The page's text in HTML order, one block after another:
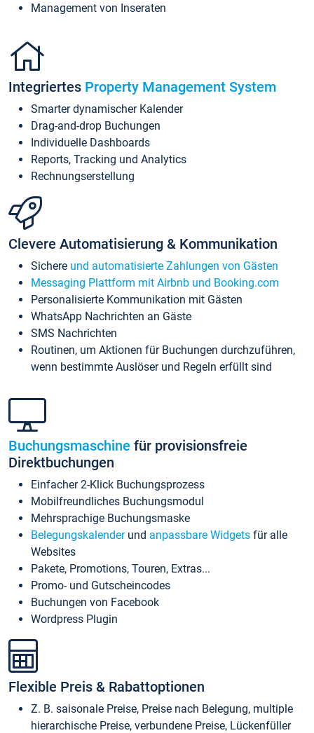
Management von Inseraten
Integriertes Property Management System
Smarter dynamischer Kalender
Drag-and-drop Buchungen
Individuelle Dashboards
Reports, Tracking und Analytics
Rechnungserstellung
Clevere Automatisierung & Kommunikation
Sichere und automatisierte Zahlungen von Gästen
Messaging Plattform mit Airbnb und Booking.com
Personalisierte Kommunikation mit Gästen
WhatsApp Nachrichten an Gäste
SMS Nachrichten
Routinen, um Aktionen für Buchungen durchzuführen,
wenn bestimmte Auslöser und Regeln erfüllt sind
Buchungsmaschine für provisionsfreie
Direktbuchungen
Einfacher 2-Klick Buchungsprozess
Mobilfreundliches Buchungsmodul
Mehrsprachige Buchungsmaske
Belegungskalenderund anpassbare Widgets für alle
Websites
Pakete, Promotions, Touren, Extras...
Promo- und Gutscheincodes
Buchungen von Facebook
Wordpress Plugin
Flexible Preis & Rabattoptionen
Z. B. saisonale Preise, Preise nach Belegung, multiple
hierarchische Preise, verbundene Preise, Lückenfüller